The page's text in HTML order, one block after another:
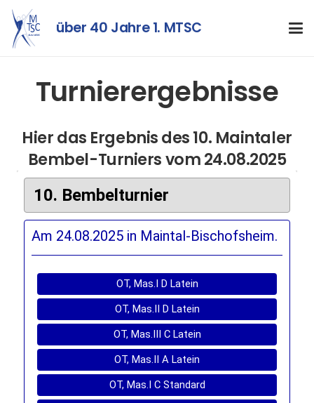
über 40 Jahre 1. MTSC
Turnierergebnisse
Hier das Ergebnis des 10. Maintaler
Bembel-Turniers vom 24.08.2025